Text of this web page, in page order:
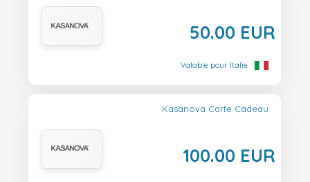
50.00 EUR
Valable pour Italie
Kasanova Carte Cadeau
100.00 EUR